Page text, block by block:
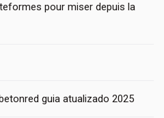
pour miser depuis la
guia atualizado 2025